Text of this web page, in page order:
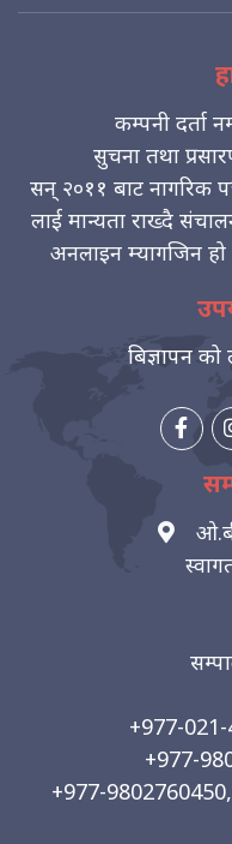
कम्पनी दर्ता
सुचना तथा
सन् २०११ बाट नागरिक
लाई मान्यता राख्दै
अनलाइन म्यागजिन
बिज्ञापन को
+977-
+977-
+977-